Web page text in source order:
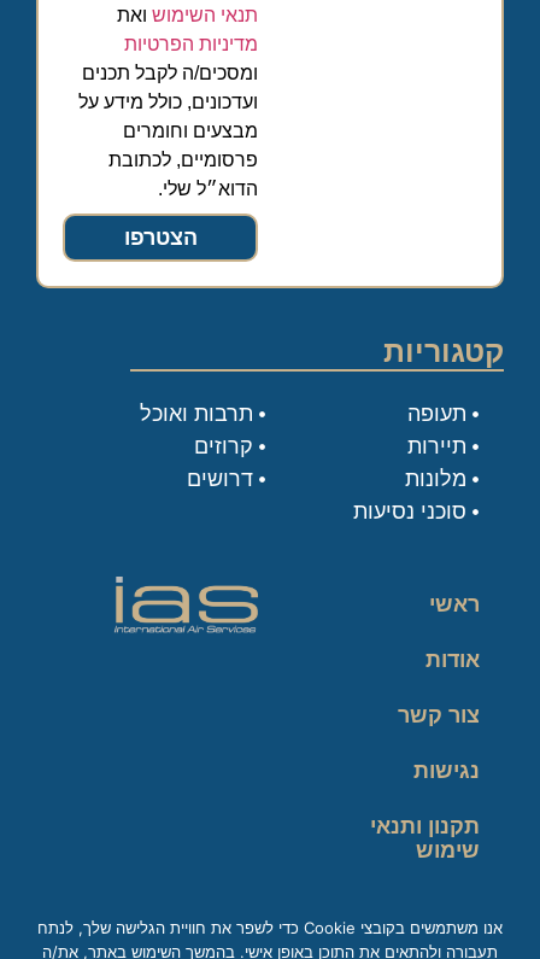
תנאי השימוש ואת
מדיניות הפרטיות
ומסכים/ה לקבל תכנים
ועדכונים, כולל מידע על
מבצעים וחומרים
פרסומיים, לכתובת
הדוא״ל שלי.
הצטרפו
קטגוריות
תעופה
תיירות
מלונות
סוכני נסיעות
תרבות ואוכל
קרוזים
דרושים
ראשי
אודות
צור קשר
נגישות
תקנון ותנאי
שימוש
אנו משתמשים בקובצי Cookie כדי לשפר את חוויית הגלישה שלך, לנתח
תעבורה ולהתאים את התוכן באופן אישי. בהמשך השימוש באתר, את/ה